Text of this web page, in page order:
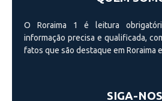
O Roraima 1 é leitura
informação precisa e qualificada,
fatos que são destaque em Roraima
SIGA-NOS